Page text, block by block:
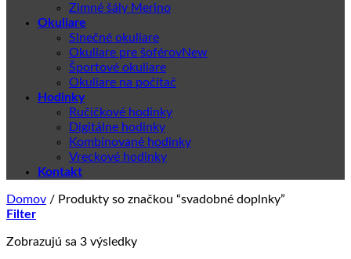
Zimné šály Merino
Okuliare
Slnečné okuliare
Okuliare pre šoférov
Športové okuliare
Okuliare na počítač
Hodinky
Ručičkové hodinky
Digitálne hodinky
Kombinované hodinky
Vreckové hodinky
Kontakt
Domov / Produkty so značkou “svadobné doplnky”
Filter
Zobrazujú sa 3 výsledkyZoradené